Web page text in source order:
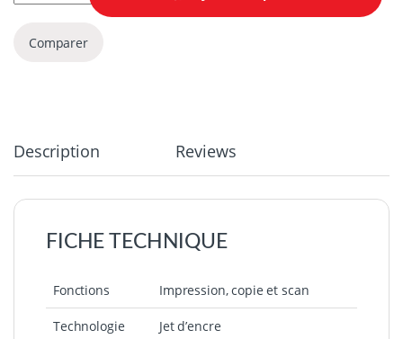
Comparer
Description Reviews
FICHE TECHNIQUE
Fonctions Impression, copie et scan
Technologie
Jet d’encre